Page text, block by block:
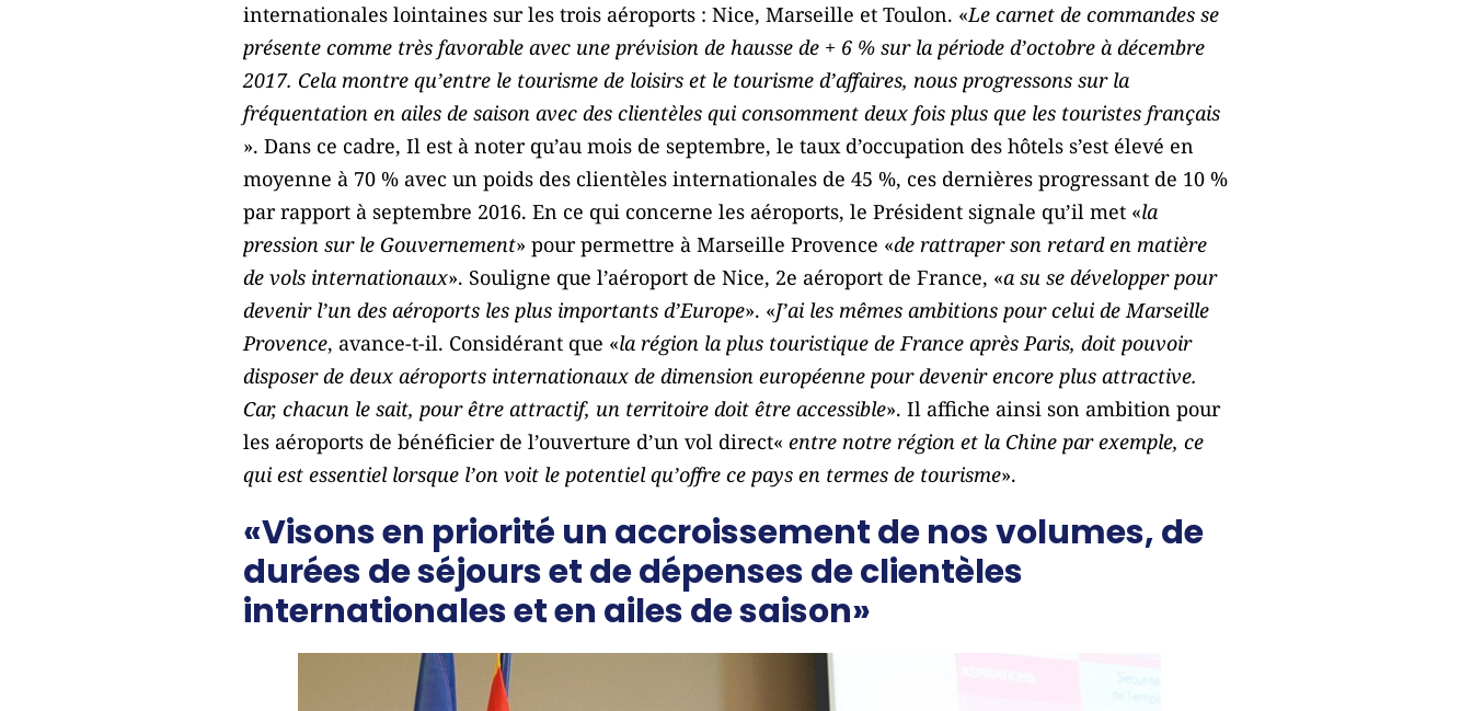
internationales lointaines sur les trois aéroports : Nice, Marseille et Toulon. «Le carnet de commandes se
présente comme très favorable avec une prévision de hausse de + 6 % sur la période d’octobre à décembre
2017. Cela montre qu’entre le tourisme de loisirs et le tourisme d’affaires, nous progressons sur la
fréquentation en ailes de saison avec des clientèles qui consomment deux fois plus que les touristes français
». Dans ce cadre, Il est à noter qu’au mois de septembre, le taux d’occupation des hôtels s’est élevé en
moyenne à 70 % avec un poids des clientèles internationales de 45 %, ces dernières progressant de 10 %
par rapport à septembre 2016. En ce qui concerne les aéroports, le Président signale qu’il met «la
pression sur le Gouvernement» pour permettre à Marseille Provence «de rattraper son retard en matière
de vols internationaux». Souligne que l’aéroport de Nice, 2e aéroport de France, «a su se développer pour
devenir l’un des aéroports les plus importants d’Europe». «J’ai les mêmes ambitions pour celui de Marseille
Provence, avance-t-il. Considérant que «la région la plus touristique de France après Paris, doit pouvoir
disposer de deux aéroports internationaux de dimension européenne pour devenir encore plus attractive.
Car, chacun le sait, pour être attractif, un territoire doit être accessible». Il affiche ainsi son ambition pour
les aéroports de bénéficier de l’ouverture d’un vol direct« entre notre région et la Chine par exemple, ce
qui est essentiel lorsque l’on voit le potentiel qu’offre ce pays en termes de tourisme».
«Visons en priorité un accroissement de nos volumes, de
durées de séjours et de dépenses de clientèles
internationales et en ailes de saison»